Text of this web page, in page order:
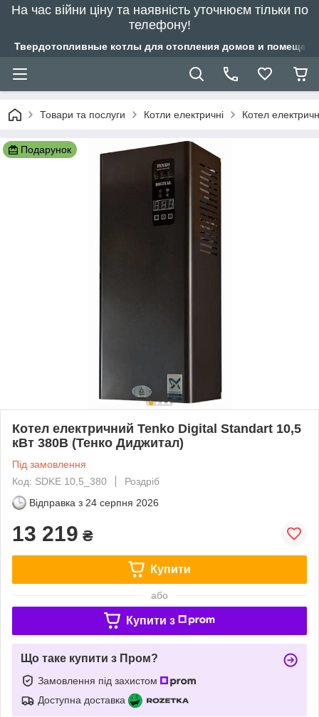
На час війни ціну та наявність уточнюєм тільки по
телефону!
Твердотопливные котлы для отопления домов и
Товари та послуги Котли електричні Котел
Подарунок
Котел електричний Tenko Digital Standart 10,5
кВт 380В (Тенко Диджитал)
Під замовлення
Код: SDKE 10,5_380
Роздріб
Відправка з 24 серпня 2026
13 219 ₴
Купити
або
Купити з
Що таке купити з Пром?
Замовлення під захистом
Доступна доставка